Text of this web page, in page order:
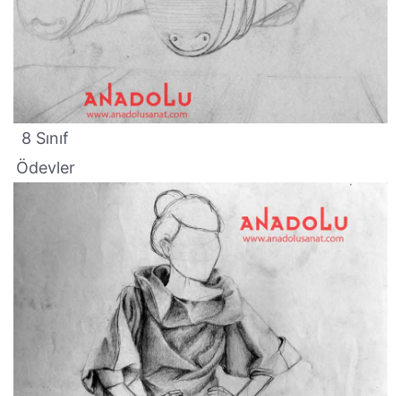
8 Sınıf
Ödevler